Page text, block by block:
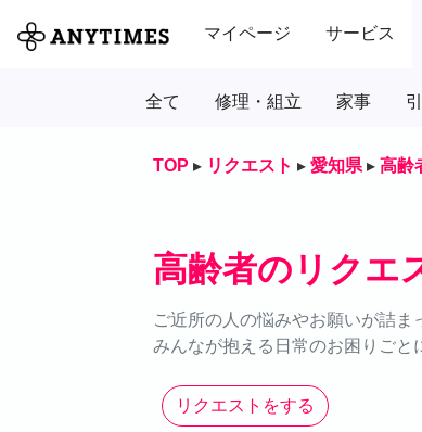
マイページ サービス
全て 修理・組立 家事
TOP ▸ リクエスト ▸ 愛知県 ▸ 高齢
高齢者のリクエ
ご近所の人の悩みやお願いが詰ま
みんなが抱える日常のお困りごと
リクエストをする